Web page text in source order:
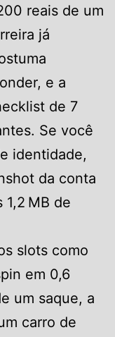
reais de um
já
e a
de 7
Se você
identidade,
da conta
MB de
slots como
em 0,6
um saque, a
carro de